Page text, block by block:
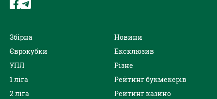
Збірна
Єврокубки
УПЛ
1 ліга
2 ліга
Новини
Ексклюзив
Різне
Рейтинг букмекерів
Рейтинг казино